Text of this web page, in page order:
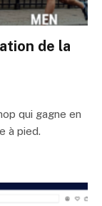
de la
qui gagne en
à pied.